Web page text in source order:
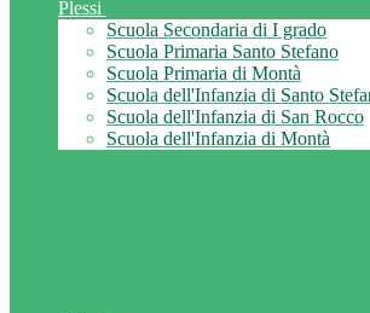
Plessi
Scuola Secondaria di I grado
Scuola Primaria Santo Stefano
Scuola Primaria di Montà
Scuola dell'Infanzia di Santo
Scuola dell'Infanzia di San Rocco
Scuola dell'Infanzia di Montà